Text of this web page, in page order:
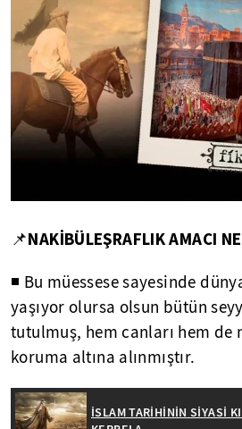
📌NAKİBÜLEŞRAFLIK AMACI
◾ Bu müessese sayesinde
yaşıyor olursa olsun bütün
tutulmuş, hem canları hem de
koruma altına alınmıştır.
İSLAM TARİHİNİN SİYASİ